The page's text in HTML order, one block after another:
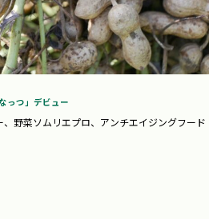
っつ」デビュー
野菜ソムリエプロ、アンチエイジングフード